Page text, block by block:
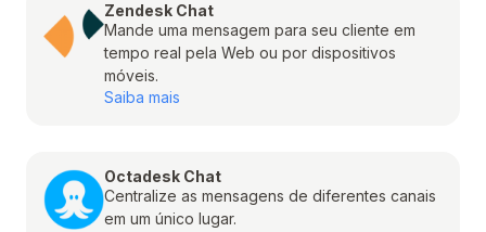
Zendesk Chat
Mande uma mensagem para seu cliente em
tempo real pela Web ou por dispositivos
móveis.
Saiba mais
Octadesk Chat
Centralize as mensagens de diferentes canais
em um único lugar.